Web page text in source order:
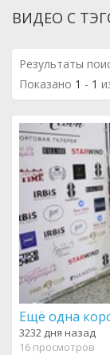
ВИДЕО С
Результаты
Показано 1 - 1
3232 дня назад
16 просмотров